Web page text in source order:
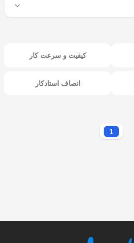
کیفیت و سرعت کار
انصاف استادکار
1